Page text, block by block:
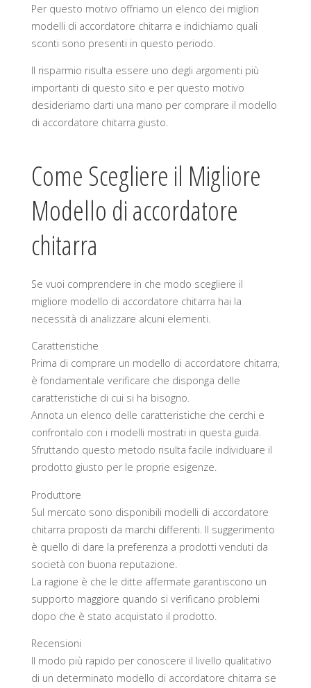
Per questo motivo offriamo un elenco dei migliori
modelli di accordatore chitarra e indichiamo quali
sconti sono presenti in questo periodo.
Il risparmio risulta essere uno degli argomenti più
importanti di questo sito e per questo motivo
desideriamo darti una mano per comprare il modello
di accordatore chitarra giusto.
Come Scegliere il Migliore
Modello di accordatore
chitarra
Se vuoi comprendere in che modo scegliere il
migliore modello di accordatore chitarra hai la
necessità di analizzare alcuni elementi.
Caratteristiche
Prima di comprare un modello di accordatore chitarra,
è fondamentale verificare che disponga delle
caratteristiche di cui si ha bisogno.
Annota un elenco delle caratteristiche che cerchi e
confrontalo con i modelli mostrati in questa guida.
Sfruttando questo metodo risulta facile individuare il
prodotto giusto per le proprie esigenze.
Produttore
Sul mercato sono disponibili modelli di accordatore
chitarra proposti da marchi differenti. Il suggerimento
è quello di dare la preferenza a prodotti venduti da
società con buona reputazione.
La ragione è che le ditte affermate garantiscono un
supporto maggiore quando si verificano problemi
dopo che è stato acquistato il prodotto.
Recensioni
Il modo più rapido per conoscere il livello qualitativo
di un determinato modello di accordatore chitarra se